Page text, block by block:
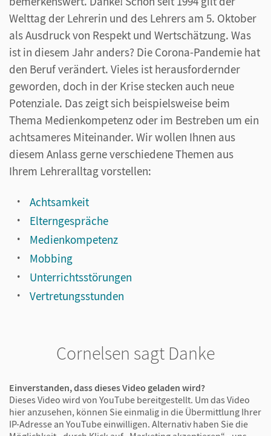
Welttag der Lehrerin und des Lehrers am 5. Oktober
als Ausdruck von Respekt und Wertschätzung. Was
ist in diesem Jahr anders? Die Corona-Pandemie hat
den Beruf verändert. Vieles ist herausfordernder
geworden, doch in der Krise stecken auch neue
Potenziale. Das zeigt sich beispielsweise beim
Thema Medienkompetenz oder im Bestreben um ein
achtsameres Miteinander. Wir wollen Ihnen aus
diesem Anlass gerne verschiedene Themen aus
Ihrem Lehreralltag vorstellen:
Achtsamkeit
Elterngespräche
Medienkompetenz
Mobbing
Unterrichtsstörungen
Vertretungsstunden
Cornelsen sagt Danke
Einverstanden, dass dieses Video geladen wird?
Dieses Video wird von YouTube bereitgestellt. Um das Video
hier anzusehen, können Sie einmalig in die Übermittlung Ihrer
IP-Adresse an YouTube einwilligen. Alternativ haben Sie die